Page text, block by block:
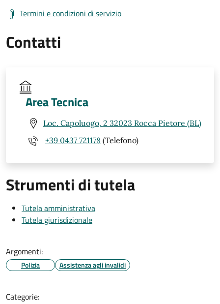
Termini e condizioni di servizio
Contatti
Area Tecnica
Loc. Capoluogo, 2 32023 Rocca Pietore (BL)
+39 0437 721178 (Telefono)
Strumenti di tutela
Tutela amministrativa
Tutela giurisdizionale
Argomenti:
Polizia Assistenza agli invalidi
Categorie: